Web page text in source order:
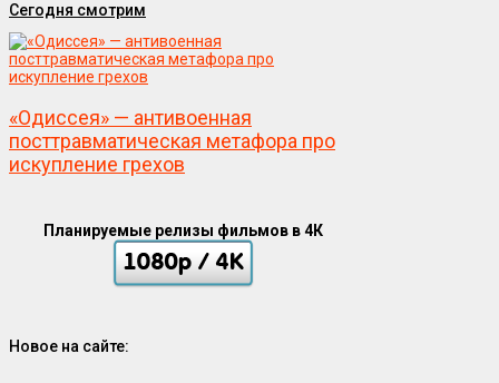
Сегодня смотрим
«Одиссея» — антивоенная
посттравматическая метафора про
искупление грехов
Планируемые релизы фильмов в 4К
Новое на сайте: